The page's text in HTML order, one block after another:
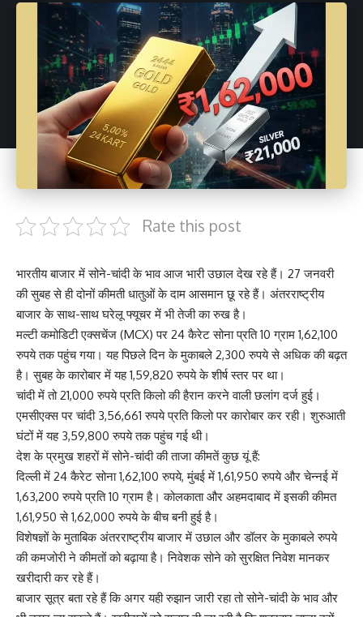
Rate this post
भारतीय बाजार में सोने-चांदी के भाव आज भारी उछाल देख रहे हैं। 27 जनवरी
की सुबह से ही दोनों कीमती धातुओं के दाम आसमान छू रहे हैं। अंतरराष्ट्रीय
बाजार के साथ-साथ घरेलू फ्यूचर में भी तेजी का रुख है।
मल्टी कमोडिटी एक्सचेंज (MCX) पर 24 कैरेट सोना प्रति 10 ग्राम 1,62,100
रुपये तक पहुंच गया। यह पिछले दिन के मुकाबले 2,300 रुपये से अधिक की बढ़त
है। सुबह के कारोबार में यह 1,59,820 रुपये के शीर्ष स्तर पर था।
चांदी में तो 21,000 रुपये प्रति किलो की हैरान करने वाली छलांग दर्ज हुई।
एमसीएक्स पर चांदी 3,56,661 रुपये प्रति किलो पर कारोबार कर रही। शुरुआती
घंटों में यह 3,59,800 रुपये तक पहुंच गई थी।
देश के प्रमुख शहरों में सोने-चांदी की ताजा कीमतें कुछ यूं हैं:
दिल्ली में 24 कैरेट सोना 1,62,100 रुपये, मुंबई में 1,61,950 रुपये और चेन्नई में
1,63,200 रुपये प्रति 10 ग्राम है। कोलकाता और अहमदाबाद में इसकी कीमत
1,61,950 से 1,62,000 रुपये के बीच बनी हुई है।
विशेषज्ञों के मुताबिक अंतरराष्ट्रीय बाजार में उछाल और डॉलर के मुकाबले रुपये
की कमजोरी ने कीमतों को बढ़ाया है। निवेशक सोने को सुरक्षित निवेश मानकर
खरीदारी कर रहे हैं।
बाजार सूत्र बता रहे हैं कि अगर यही रुझान जारी रहा तो सोने-चांदी के भाव और